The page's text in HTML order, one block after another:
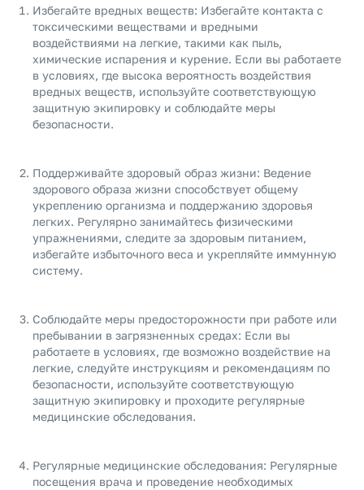
Избегайте вредных веществ: Избегайте контакта с
токсическими веществами и вредными
воздействиями на легкие, такими как пыль,
химические испарения и курение. Если вы работаете
в условиях, где высока вероятность воздействия
вредных веществ, используйте соответствующую
защитную экипировку и соблюдайте меры
безопасности.
Поддерживайте здоровый образ жизни: Ведение
здорового образа жизни способствует общему
укреплению организма и поддержанию здоровья
легких. Регулярно занимайтесь физическими
упражнениями, следите за здоровым питанием,
избегайте избыточного веса и укрепляйте иммунную
систему.
Соблюдайте меры предосторожности при работе или
пребывании в загрязненных средах: Если вы
работаете в условиях, где возможно воздействие на
легкие, следуйте инструкциям и рекомендациям по
безопасности, используйте соответствующую
защитную экипировку и проходите регулярные
медицинские обследования.
Регулярные медицинские обследования: Регулярные
посещения врача и проведение необходимых